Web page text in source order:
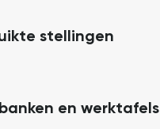
stellingen
en werktafels